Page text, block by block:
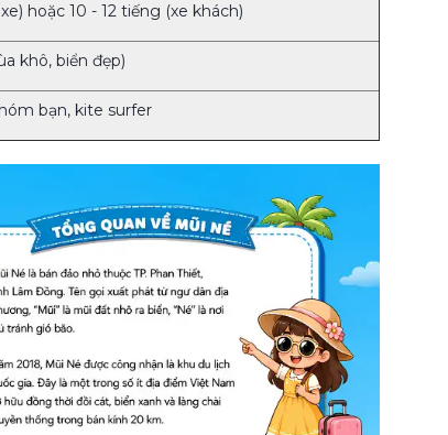
hoặc 10 - 12 tiếng (xe khách)
khô, biển đẹp)
bạn, kite surfer